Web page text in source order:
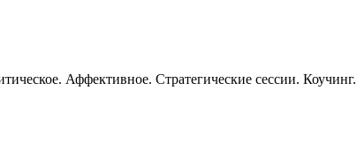
Аффективное. Стратегические сессии.